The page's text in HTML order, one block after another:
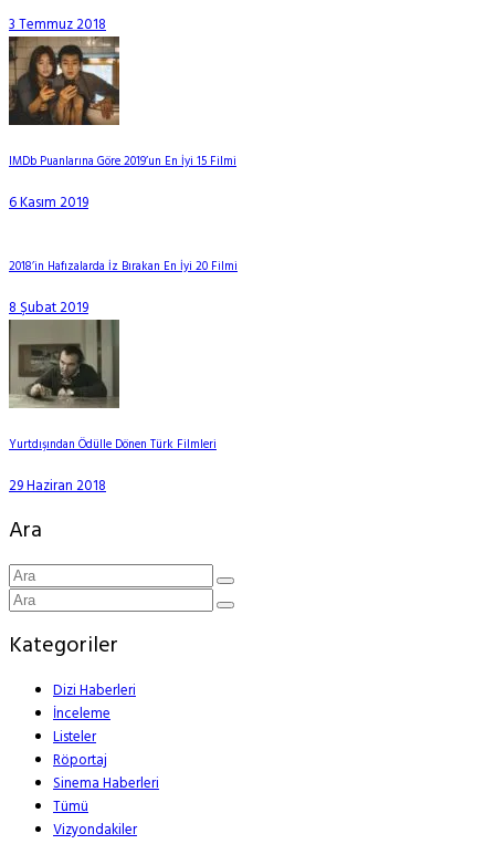
3 Temmuz 2018
IMDb Puanlarına Göre 2019’un En İyi 15 Filmi
6 Kasım 2019
2018’in Hafızalarda İz Bırakan En İyi 20 Filmi
8 Şubat 2019
Yurtdışından Ödülle Dönen Türk Filmleri
29 Haziran 2018
Ara
Kategoriler
Dizi Haberleri
İnceleme
Listeler
Röportaj
Sinema Haberleri
Tümü
Vizyondakiler